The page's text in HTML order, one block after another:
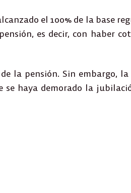
el100% de la base
es decir, con haber
de la pensión. Sin embargo,
haya demorado la